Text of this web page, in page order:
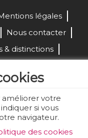
améliorer votre
si vous
navigateur.
des cookies
légales
Nous contacter
& distinctions